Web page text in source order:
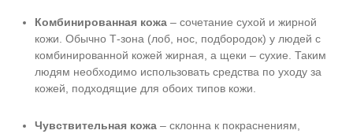
Комбинированная кожа – сочетание сухой и жирной
кожи. Обычно Т-зона (лоб, нос, подбородок) у людей с
комбинированной кожей жирная, а щеки – сухие. Таким
людям необходимо использовать средства по уходу за
кожей, подходящие для обоих типов кожи.
Чувствительная кожа – склонна к покраснениям,